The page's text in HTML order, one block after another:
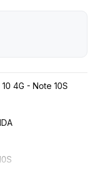
4G - Note 10S